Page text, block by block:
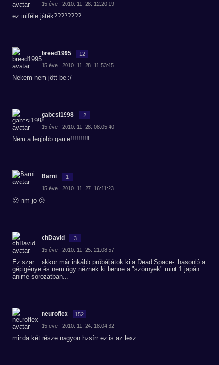
15 éve | 2010. 11. 28. 12:20:19
ez miféle játék????????
breed1995 12
15 éve | 2010. 11. 28. 11:53:45
Nekem nem jött be :/
gabcsi1998 2
15 éve | 2010. 11. 28. 08:05:40
Nem a legjobb game!!!!!!!!!!
Barni 1
15 éve | 2010. 11. 27. 16:11:23
😕 nm jo 😕
chDavid 3
15 éve | 2010. 11. 25. 21:08:57
Ez szar... akkor már inkább próbáljátok ki a Dead Space-t hasonló a
gépigénye és nem úgy néznek ki benne a "szörnyek" mint 1 japán
anime sorozatban...
neuroflex 152
15 éve | 2010. 11. 24. 18:04:32
minda két része nagyon hzsírr ez is az lesz